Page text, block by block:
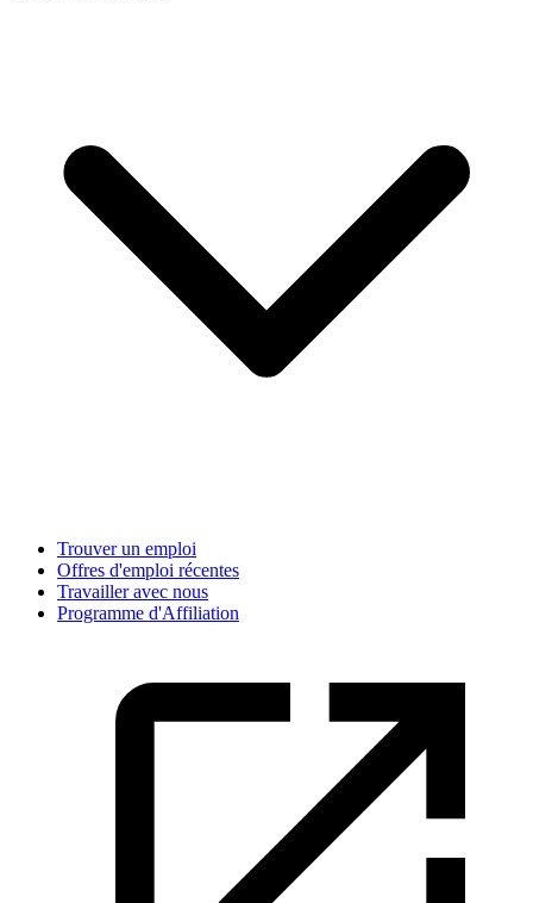
Trouver un emploi
Offres d'emploi récentes
Travailler avec nous
Programme d'Affiliation